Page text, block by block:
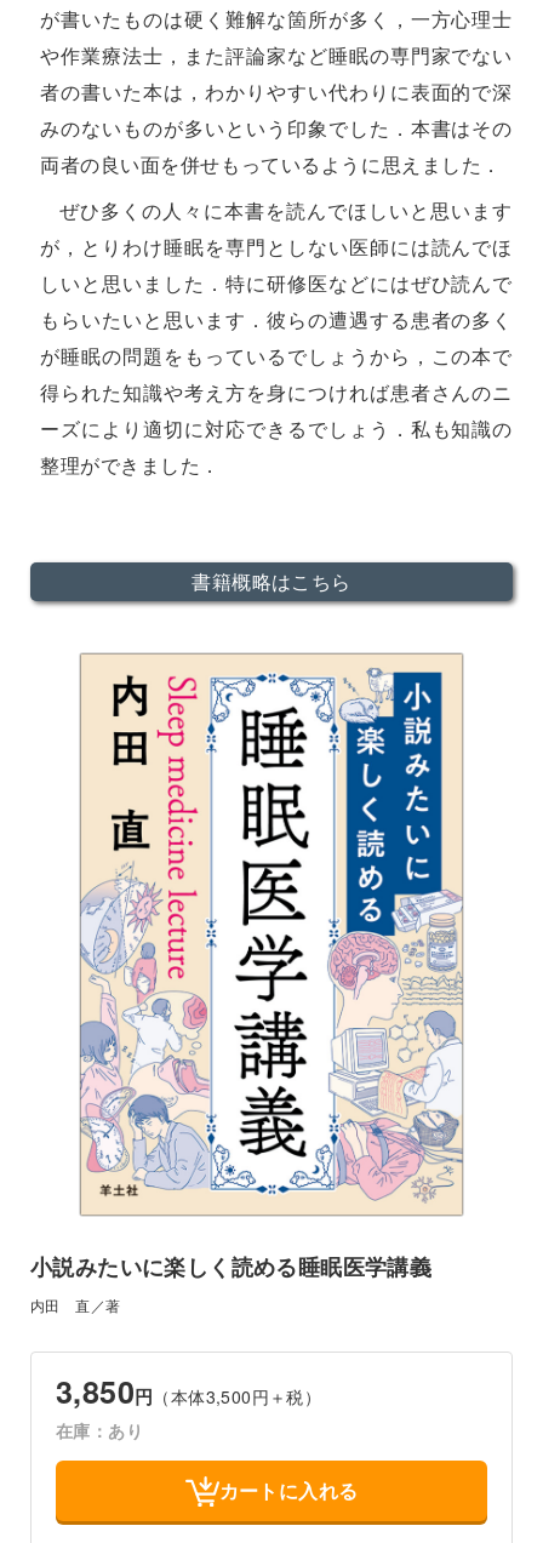
が書いたものは硬く難解な箇所が多く，一方心理士
や作業療法士，また評論家など睡眠の専門家でない
者の書いた本は，わかりやすい代わりに表面的で深
みのないものが多いという印象でした．本書はその
両者の良い面を併せもっているように思えました．
ぜひ多くの人々に本書を読んでほしいと思います
が，とりわけ睡眠を専門としない医師には読んでほ
しいと思いました．特に研修医などにはぜひ読んで
もらいたいと思います．彼らの遭遇する患者の多く
が睡眠の問題をもっているでしょうから，この本で
得られた知識や考え方を身につければ患者さんのニ
ーズにより適切に対応できるでしょう．私も知識の
整理ができました．
書籍概略はこちら
小説みたいに楽しく読める睡眠医学講義
内田 直／著
3,850円 （本体3,500円＋税）
在庫：あり
カートに入れる